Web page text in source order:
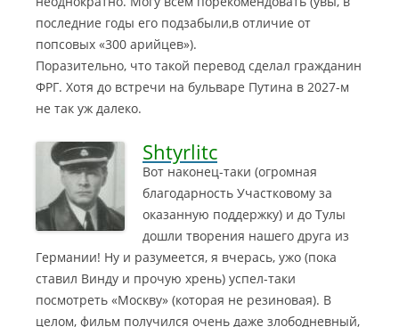
последние годы его подзабыли,в отличие от
попсовых «300 арийцев»).
Поразительно, что такой перевод сделал гражданин
ФРГ. Хотя до встречи на бульваре Путина в 2027-м
не так уж далеко.
Shtyrlitc
Вот наконец-таки (огромная
благодарность Участковому за
оказанную поддержку) и до Тулы
дошли творения нашего друга из
Германии! Ну и разумеется, я вчерась, ужо (пока
ставил Винду и прочую хрень) успел-таки
посмотреть «Москву» (которая не резиновая). В
целом, фильм получился очень даже злободневный,